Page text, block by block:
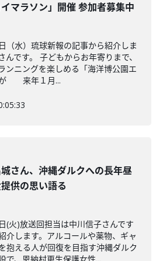
イマラソン」開催 参加者募集中
（水）琉球新報の記事から紹介しま
んです。 子どもからお年寄りまで、
ンニングを楽しめる「海洋博公園エ
が 来年１月...
さん、沖縄ダルクへの長年昼
供の思い語る
(火)放送回担当は中川信子さんです
介します。アルコールや薬物、ギャ
抱える人が回復を目指す沖縄ダルク